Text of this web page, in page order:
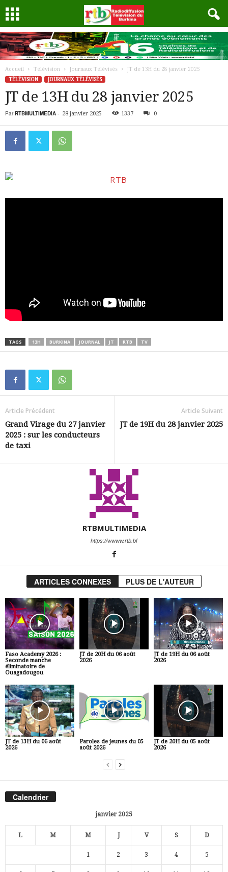
Accueil Télévision Journaux Télévisés
JT de 13H du 28 janvier 2025
TÉLÉVISION
JOURNAUX TÉLÉVISÉS
JT de 13H du 28 janvier 2025
Par RTBMULTIMEDIA - 28 janvier 2025 1337 0
TAGS 13H BURKINA JOURNAL JT RTB TV
Article Précédent
Grand Virage du 27 janvier
2025 : sur les conducteurs
de taxi
Article Suivant
JT de 19H du 28 janvier 2025
RTBMULTIMEDIA
https://wwww.rtb.bf
ARTICLES CONNEXES PLUS DE L'AUTEUR
Faso Academy 2026 :
Seconde manche
éliminatoire de
Ouagadougou
JT de 20H du 06 août
2026
JT de 19H du 06 août
2026
JT de 13H du 06 août
2026
Paroles de jeunes du 05
août 2026
JT de 20H du 05 août
2026
Calendrier
janvier 2025
L M M J V S D
1 2 3 4 5